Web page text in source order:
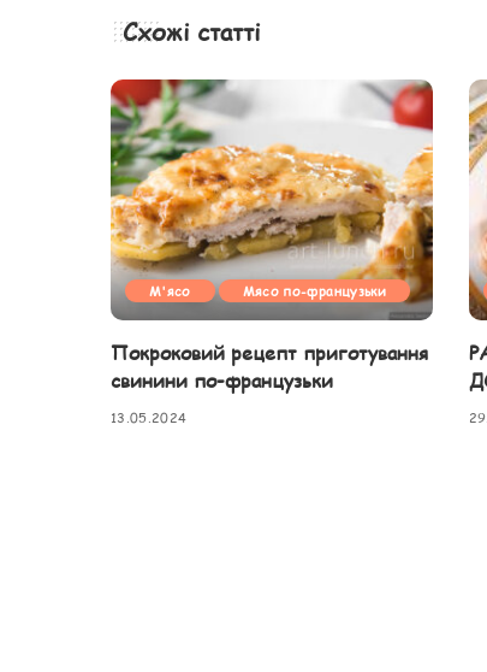
Схожі статті
М'ясо Мясо по-французьки
Покроковий рецепт приготування
свинини по-французьки
13.05.2024